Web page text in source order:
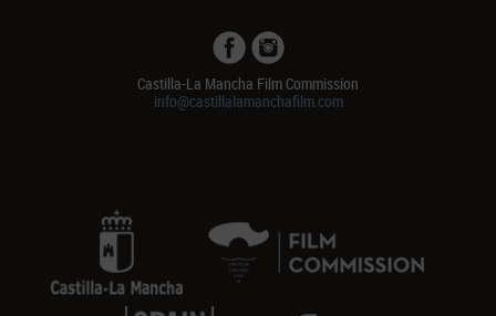
Castilla-La Mancha Film Commission
info@castillalamanchafilm.com